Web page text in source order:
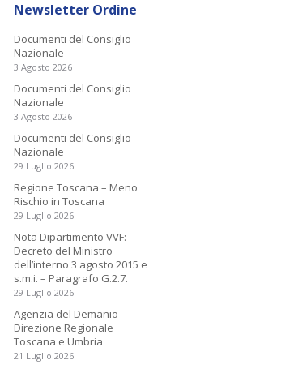
Newsletter Ordine
Documenti del Consiglio
Nazionale
3 Agosto 2026
Documenti del Consiglio
Nazionale
3 Agosto 2026
Documenti del Consiglio
Nazionale
29 Luglio 2026
Regione Toscana – Meno
Rischio in Toscana
29 Luglio 2026
Nota Dipartimento VVF:
Decreto del Ministro
dell’interno 3 agosto 2015 e
s.m.i. – Paragrafo G.2.7.
29 Luglio 2026
Agenzia del Demanio –
Direzione Regionale
Toscana e Umbria
21 Luglio 2026